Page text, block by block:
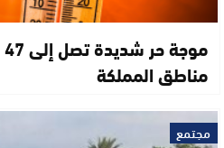
مناطق المملكة
مجتمع